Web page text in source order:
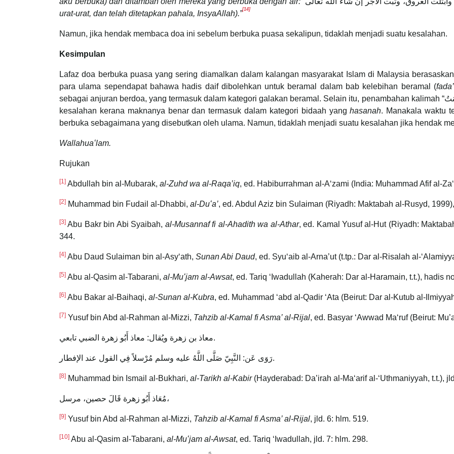
urat-urat, dan telah ditetapkan pahala, InsyaAllah).”[14]
Namun, jika hendak membaca doa ini sebelum berbuka puasa sekalipun, tidaklah menjadi suatu kesalahan.
Kesimpulan
Lafaz doa berbuka puasa yang sering diamalkan dalam kalangan masyarakat Islam di Malaysia
para ulama sependapat bahawa hadis daif dibolehkan untuk beramal dalam bab kelebihan beramal (
sebagai anjuran berdoa, yang termasuk dalam kategori galakan beramal. Selain itu, penambahan kalimah “وَبِكَ آمَنتُ” dalam doa tersebut tidak menjadi suatu
kesalahan kerana maknanya benar dan termasuk dalam kategori bidaah yanghasanah. Manakala waktu
berbuka sebagaimana yang disebutkan oleh ulama. Namun, tidaklah menjadi suatu kesalahan jika hendak
Wallahuaʻlam.
Rujukan
[1] Abdullah bin al-Mubarak, al-Zuhd wa al-Raqa’iq, ed. Habiburrahman al-Aʻzami (India: Muhammad Afif al-
[2] Muhammad bin Fudail al-Dhabbi, al-Duʻa’, ed. Abdul Aziz bin Sulaiman (Riyadh: Maktabah al-Rusyd,
[3] Abu Bakr bin Abi Syaibah, al-Musannaf fi al-Ahadith wa al-Athar, ed. Kamal Yusuf al-Hut (Riyadh:
344.
[4] Abu Daud Sulaiman bin al-Asyʻath, Sunan Abi Daud, ed. Syuʻaib al-Arna’ut (t.tp.: Dar al-Risalah al-
[5] Abu al-Qasim al-Tabarani, al-Muʻjam al-Awsat, ed. Tariq ‘Iwadullah (Kaherah: Dar al-Haramain, t.t.), hadis
[6] Abu Bakar al-Baihaqi, al-Sunan al-Kubra, ed. Muhammad ‘abd al-Qadir ‘Ata (Beirut: Dar al-Kutub al-
[7] Yusuf bin Abd al-Rahman al-Mizzi, Tahzib al-Kamal fi Asma’ al-Rijal, ed. Basyar ‘Awwad Maʻruf (Beirut:
معاذ بن زهرة ويُقال: معاذ أَبُو زهرة الضبي تابعي.
رَوَى عَن: النَّبِيّ صَلَّى اللَّهُ عليه وسلم مُرْسلاً فِي القول عند الإفطار.
[8] Muhammad bin Ismail al-Bukhari, al-Tarikh al-Kabir(Hayderabad: Da’irah al-Maʻarif al-‘Uthmaniyyah, t.t.),
مُعَاذ أَبُو زهرة قَالَ حصين، مرسل،
[9] Yusuf bin Abd al-Rahman al-Mizzi, Tahzib al-Kamal fi Asma’ al-Rijal, jld. 6: hlm. 519.
[10] Abu al-Qasim al-Tabarani, al-Muʻjam al-Awsat, ed. Tariq ‘Iwadullah, jld. 7: hlm. 298.